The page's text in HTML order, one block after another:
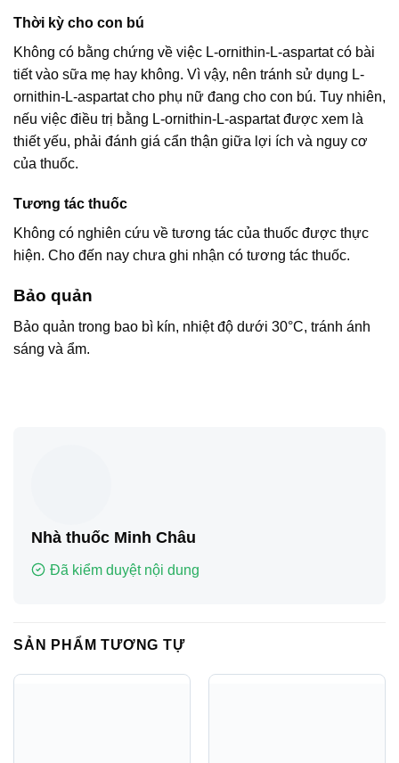
Thời kỳ cho con bú
Không có bằng chứng về việc L-ornithin-L-aspartat có bài
tiết vào sữa mẹ hay không. Vì vậy, nên tránh sử dụng L-
ornithin-L-aspartat cho phụ nữ đang cho con bú. Tuy nhiên,
nếu việc điều trị bằng L-ornithin-L-aspartat được xem là
thiết yếu, phải đánh giá cẩn thận giữa lợi ích và nguy cơ
của thuốc.
Tương tác thuốc
Không có nghiên cứu về tương tác của thuốc được thực
hiện. Cho đến nay chưa ghi nhận có tương tác thuốc.
Bảo quản
Bảo quản trong bao bì kín, nhiệt độ dưới 30°C, tránh ánh
sáng và ẩm.
Nhà thuốc Minh Châu
Đã kiểm duyệt nội dung
SẢN PHẨM TƯƠNG TỰ